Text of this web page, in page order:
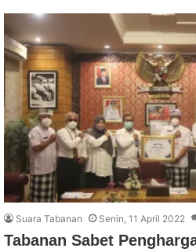
Suara Tabanan Senin, 11 April 2022
Tabanan Sabet